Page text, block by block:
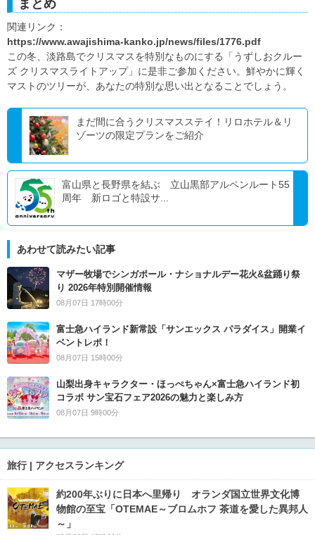
まとめ
関連リンク：
https://www.awajishima-kanko.jp/news/files/1776.pdf
この冬、淡路島でクリスマスを特別なものにする「うずしおクルー
ズ クリスマスライトアップ」に是非ご参加ください。鮮やかに輝く
マストのツリーが、あなたの特別な思い出となることでしょう。
まだ間に合うクリスマスステイ！リロホテル＆リ
ゾーツの限定プランをご紹介
富山県と長野県を結ぶ 立山黒部アルペンルート55
周年 新ロゴと特設サ...
あわせて読みたい記事
マザー牧場でシンガポール・ナショナルデー花火&盆踊り祭
り 2026年特別開催情報
08月07日 17時00分
富士急ハイランド新常設「サンエックス パラダイス」開業イ
ベントレポ！
08月07日 15時00分
山梨出身キャラクター・ほっぺちゃん×富士急ハイランド初
コラボ サン宝石フェア2026の魅力と楽しみ方
08月07日 9時00分
旅行 | アクセスランキング
約200年ぶりに日本へ里帰り オランダ国立世界文化博
物館の至宝「OTEMAE～ブロムホフ 茶道を愛した異邦人
～」